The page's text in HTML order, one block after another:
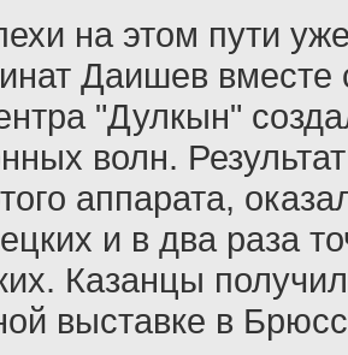
на этом пути
Даишев вместе
"Дулкын"
волн.
аппарата,
и в два раза
Казанцы
выставке в